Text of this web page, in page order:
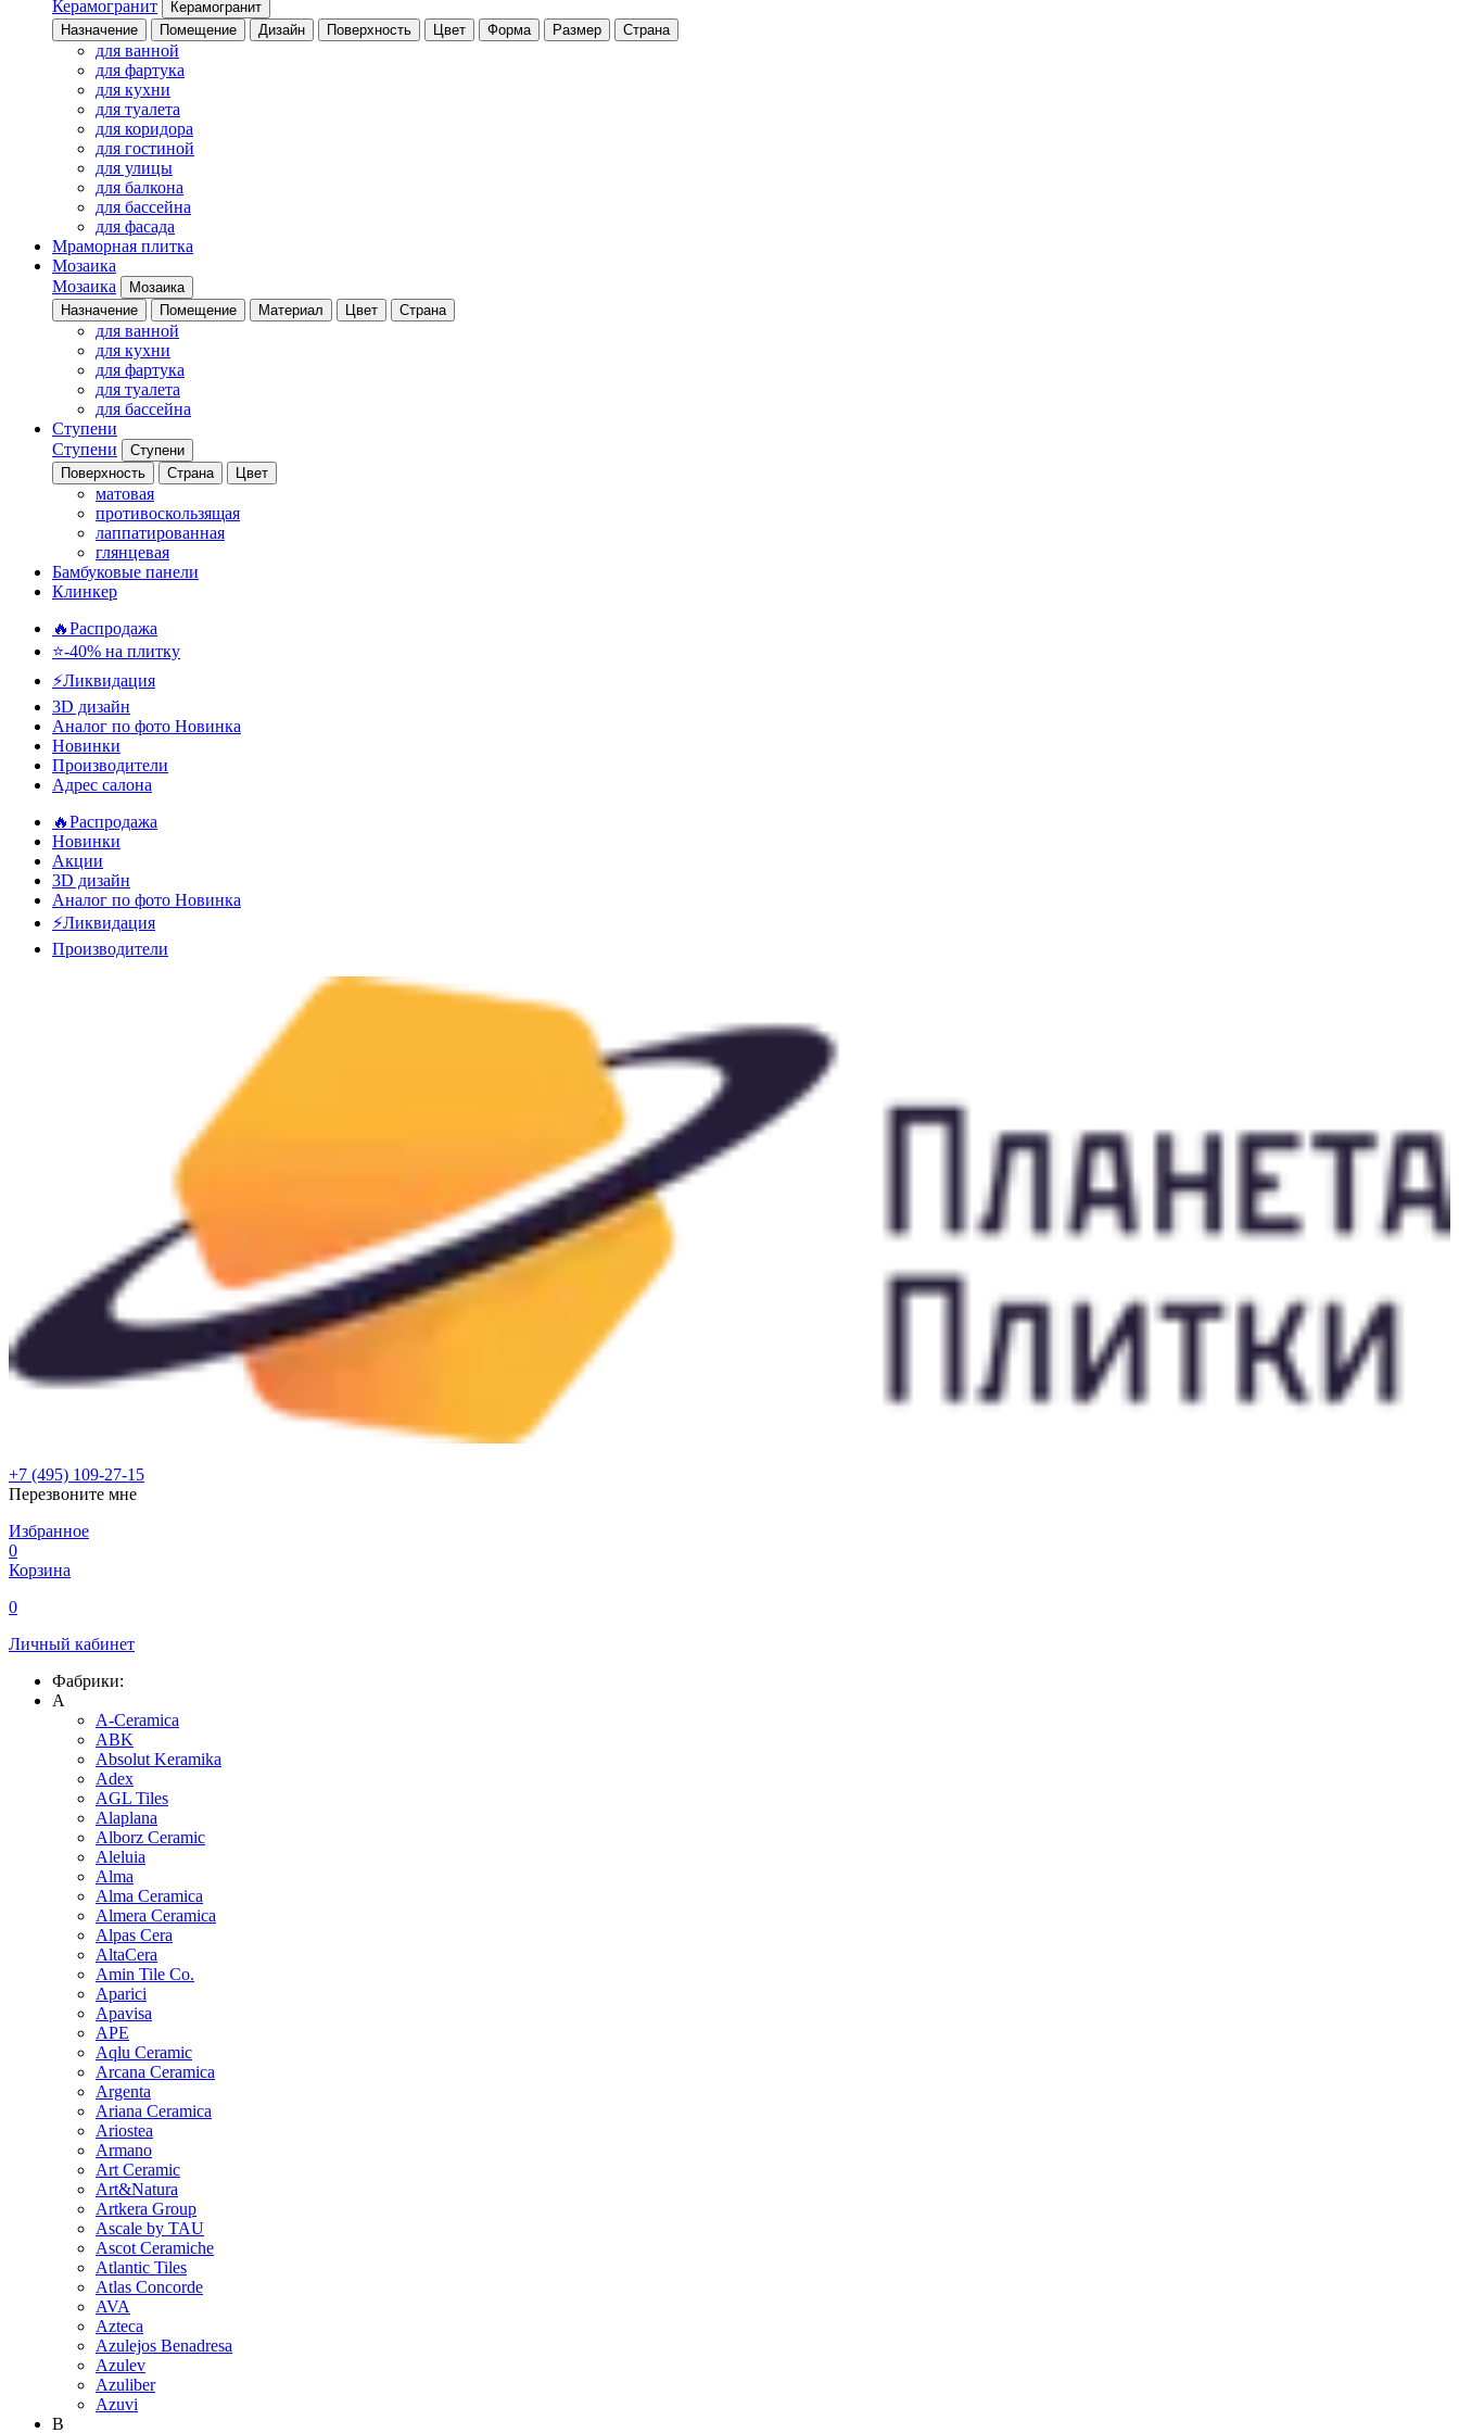
Керамогранит
Керамогранит
Назначение
Помещение Дизайн Поверхность Цвет Форма Размер Страна
для ванной
для фартука
для кухни
для туалета
для коридора
для гостиной
для улицы
для балкона
для бассейна
для фасада
Мраморная плитка
Мозаика
Мозаика
Мозаика
Назначение
Помещение Материал Цвет Страна
для ванной
для кухни
для фартука
для туалета
для бассейна
Ступени
Ступени
Ступени
Поверхность
Страна Цвет
матовая
противоскользящая
лаппатированная
глянцевая
Бамбуковые панели
Клинкер
🔥Распродажа
⭐-40% на плитку
⚡️Ликвидация
3D дизайн
Аналог по фото Новинка
Новинки
Производители
Адрес салона
🔥Распродажа
Новинки
Акции
3D дизайн
Аналог по фото Новинка
⚡Ликвидация
Производители
+7 (495) 109-27-15
Перезвоните мне
Избранное
0
Корзина
0
Личный кабинет
Фабрики:
A
A-Ceramica
ABK
Absolut Keramika
Adex
AGL Tiles
Alaplana
Alborz Ceramic
Aleluia
Alma
Alma Ceramica
Almera Ceramica
Alpas Cera
AltaCera
Amin Tile Co.
Aparici
Apavisa
APE
Aqlu Ceramic
Arcana Ceramica
Argenta
Ariana Ceramica
Ariostea
Armano
Art Ceramic
Art&Natura
Artkera Group
Ascale by TAU
Ascot Ceramiche
Atlantic Tiles
Atlas Concorde
AVA
Azteca
Azulejos Benadresa
Azulev
Azuliber
Azuvi
B